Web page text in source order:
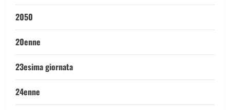
2050
20enne
23esima giornata
24enne